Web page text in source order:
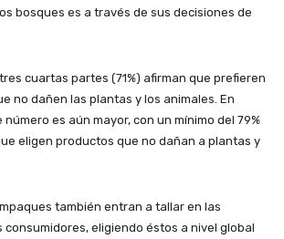
bosques es a través de sus decisiones de
cuartas partes (71%) afirman que prefieren
no dañen las plantas y los animales. En
es aún mayor, con un mínimo del 79%
eligen productos que no dañan a plantas y
también entran a tallar en las
eligiendo éstos a nivel global